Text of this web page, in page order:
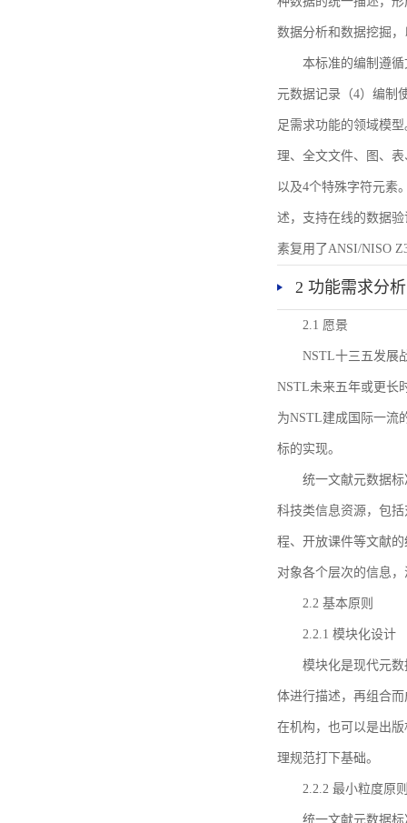
数据分析和数据挖掘
本标准的编制遵
元数据记录（4）编制
足需求功能的领域模
理、全文文件、图、
以及4个特殊字符元素
述，支持在线的数据
素复用了ANSI/NISO
2 功能需求分析
2.1 愿景
NSTL十三五发展
NSTL未来五年或更长
为NSTL建成国际一流
标的实现。
统一文献元数据
科技类信息资源，包
程、开放课件等文献
对象各个层次的信息
2.2 基本原则
2.2.1 模块化设计
模块化是现代元
体进行描述，再组合
在机构，也可以是出
理规范打下基础。
2.2.2 最小粒度原
统一文献元数据